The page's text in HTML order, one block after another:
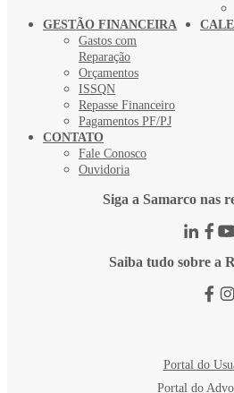
GESTÃO FINANCEIRA
Gastos com
Reparação
Orçamentos
ISSQN
Repasse Financeiro
Pagamentos PF/PJ
CONTATO
Fale Conosco
Ouvidoria
Siga a Samarco nas
Saiba tudo sobre a
Portal do
Portal do